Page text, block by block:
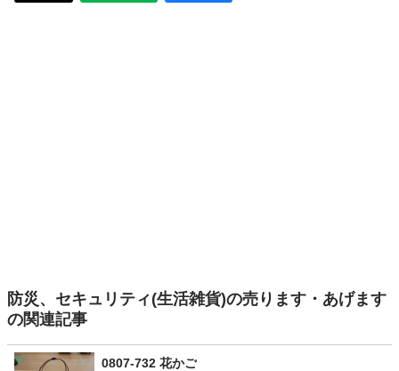
防災、セキュリティ(生活雑貨)の売ります・あげます
の関連記事
0807-732 花かご